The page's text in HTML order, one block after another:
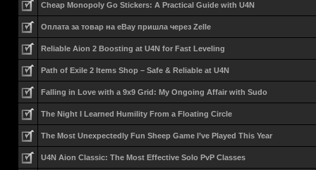
Cheap Monopoly Go Stickers: A Practical Guide with U4N
Оплата за товар на eBay пришла через Zelle
Reliable Aion 2 Boosting at U4N for Fast Leveling
Path of Exile 2 Items Shop – Safe & Reliable at U4N
Falling in Love with a 9x9 Grid: My Ongoing Affair with Sudo
The Night I Learned Humility From a Floating Circle
The Most Unexpectedly Fun Sheep Game I’ve Played This Year
U4N Aion Classic: The Most Effective Solo PvP Classes